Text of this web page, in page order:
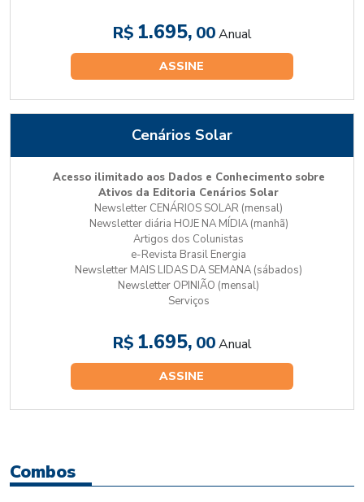
R$ 1.695, 00 Anual
ASSINE
Cenários Solar
Acesso ilimitado aos Dados e Conhecimento sobre
Ativos da Editoria Cenários Solar
Newsletter CENÁRIOS SOLAR (mensal)
Newsletter diária HOJE NA MÍDIA (manhã)
Artigos dos Colunistas
e-Revista Brasil Energia
Newsletter MAIS LIDAS DA SEMANA (sábados)
Newsletter OPINIÃO (mensal)
Serviços
R$ 1.695, 00 Anual
ASSINE
Combos